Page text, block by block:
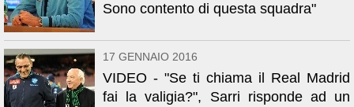
Sono contento di questa squadra"
17 GENNAIO 2016
VIDEO - "Se ti chiama il Real Madrid
fai la valigia?", Sarri risponde ad un